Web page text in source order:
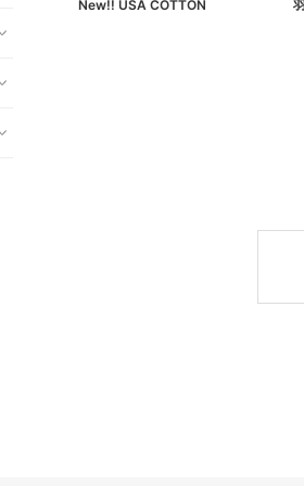
New!! USA COTTON